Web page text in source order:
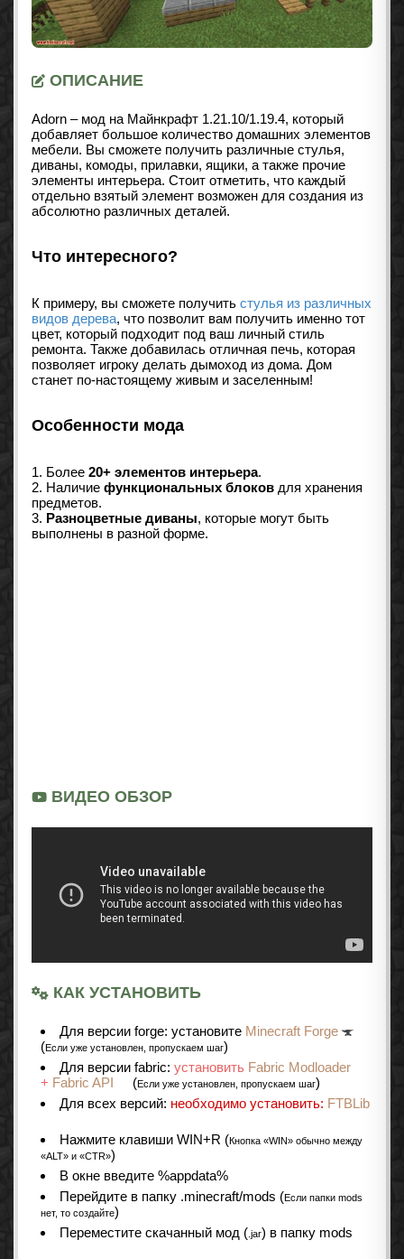
ОПИСАНИЕ
Adorn – мод на Майнкрафт 1.21.10/1.19.4, который
добавляет большое количество домашних элементов
мебели. Вы сможете получить различные стулья,
диваны, комоды, прилавки, ящики, а также прочие
элементы интерьера. Стоит отметить, что каждый
отдельно взятый элемент возможен для создания из
абсолютно различных деталей.
Что интересного?
К примеру, вы сможете получить стулья из различных
видов дерева, что позволит вам получить именно тот
цвет, который подходит под ваш личный стиль
ремонта. Также добавилась отличная печь, которая
позволяет игроку делать дымоход из дома. Дом
станет по-настоящему живым и заселенным!
Особенности мода
1. Более 20+ элементов интерьера.
2. Наличие функциональных блоков для хранения
предметов.
3. Разноцветные диваны, которые могут быть
выполнены в разной форме.
ВИДЕО ОБЗОР
КАК УСТАНОВИТЬ
Для версии forge: установите Minecraft Forge
(Если уже установлен, пропускаем шаг)
Для версии fabric: установить Fabric Modloader
+ Fabric API (Если уже установлен, пропускаем шаг)
Для всех версий: необходимо установить: FTBLib
Нажмите клавиши WIN+R (Кнопка «WIN» обычно между
«ALT» и «CTR»)
В окне введите %appdata%
Перейдите в папку .minecraft/mods (Если папки mods
нет, то создайте)
Переместите скачанный мод ( .jar) в папку mods